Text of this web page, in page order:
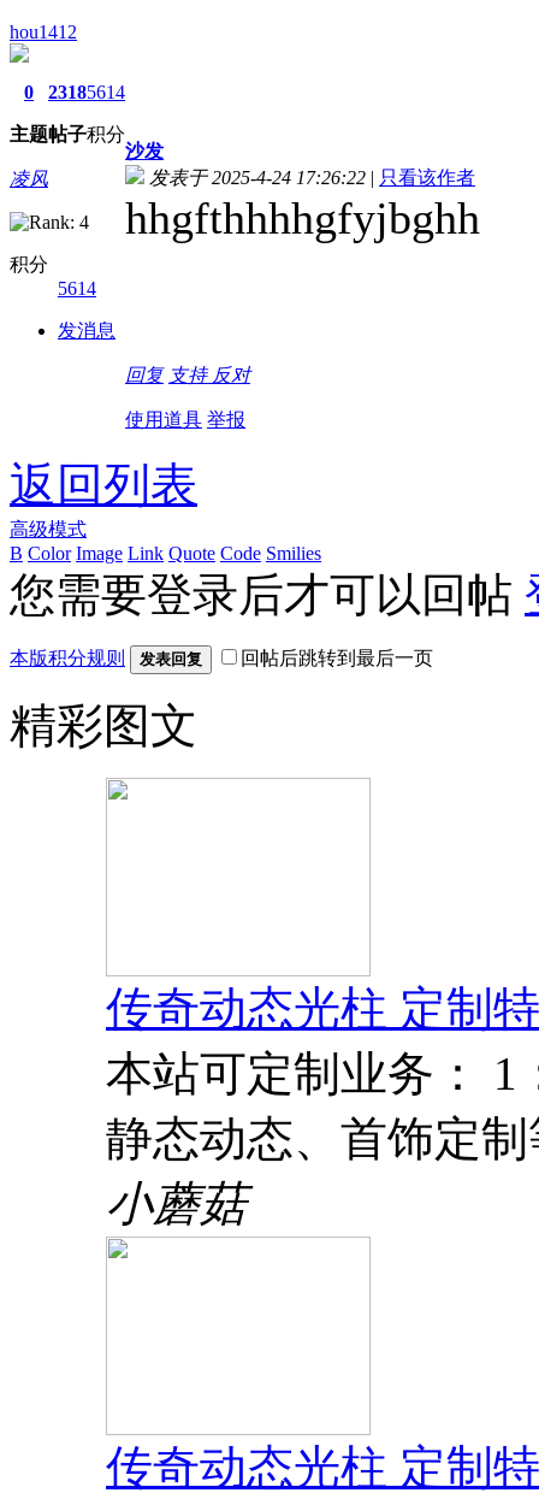
hou1412
0
主题
2318
帖子
5614
积分
凌风
积分
5614
发消息
沙发
发表于 2025-4-24 17:26:22 | 只看该作者
hhgfthhhhgfyjbghh
回复 支持 反对
使用道具 举报
返回列表
高级模式
B Color Image Link Quote Code Smilies
您需要登录后才可以回帖
本版积分规则 发表回复 回帖后跳转到最后一页
精彩图文
传奇动态光柱 定制
本站可定制业务： 1
静态动态、首饰定
小蘑菇
传奇动态光柱 定制